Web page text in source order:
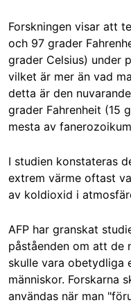
Forskningen visar att
och 97 grader
grader Celsius) under
vilket är mer än vad
detta är den
grader Fahrenheit (15
mesta av
I studien konstateras
extrem värme oftast
av koldioxid i
AFP har granskat
påståenden om att de
skulle vara obetydliga
människor. Forskarna
användas när man